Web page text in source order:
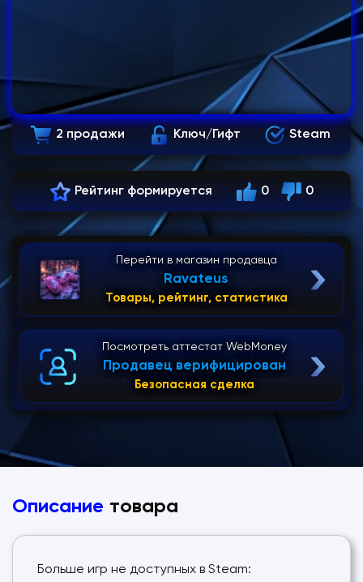
2 продажи Ключ/Гифт Steam
Рейтинг формируется 0 0
Перейти в магазин продавца
Ravateus
Товары, рейтинг, статистика
Посмотреть аттестат WebMoney
Продавец верифицирован
Безопасная сделка
Описание товара
Больше игр не доступных в Steam: